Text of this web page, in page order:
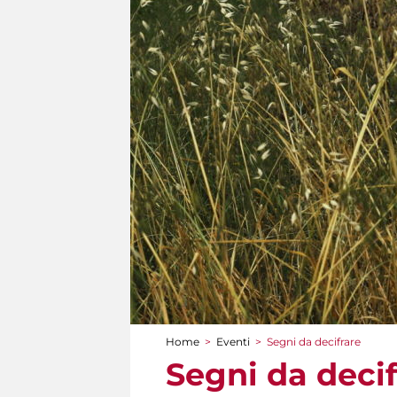
Tu sei qui
Home > Eventi > Segni da decifrare
Segni da